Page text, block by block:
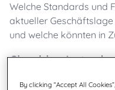
Welche Standards und
aktueller
und welche könnten in
Cloud-basiert
By clicking “Accept All